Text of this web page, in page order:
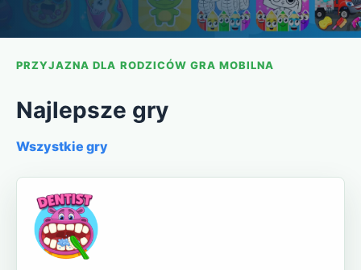
PRZYJAZNA DLA RODZICÓW GRA MOBILNA
Najlepsze gry
Wszystkie gry